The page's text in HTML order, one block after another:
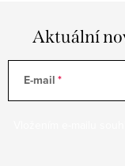
Aktuální
E-mail